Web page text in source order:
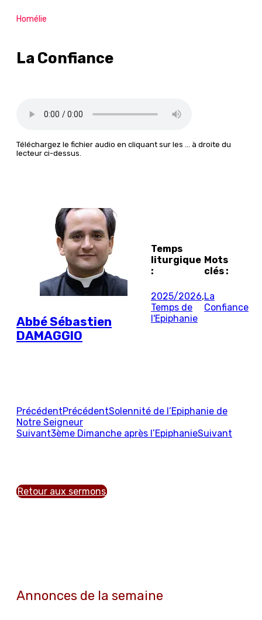
Homélie
La Confiance
Téléchargez le fichier audio en cliquant sur les … à droite du
lecteur ci-dessus.
Abbé Sébastien
DAMAGGIO
Temps
liturgique
:
2025/2026,
Temps de
l'Epiphanie
Mots
clés :
La
Confiance
PrécédentPrécédentSolennité de l’Epiphanie de
Notre Seigneur
Suivant3ème Dimanche après l’EpiphanieSuivant
Retour aux sermons
Annonces de la semaine